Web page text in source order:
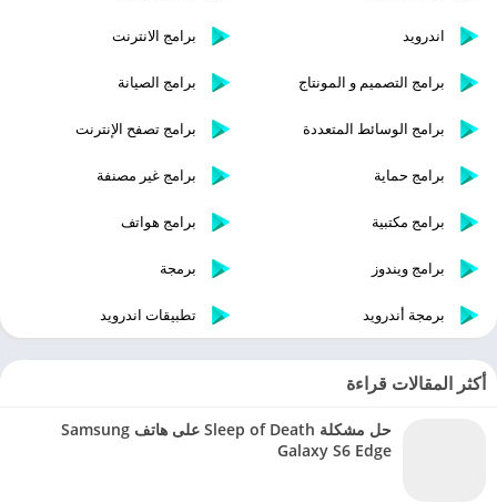
اندرويد برامج الانترنت
برامج التصميم و المونتاج برامج الصيانة
برامج الوسائط المتعددة برامج تصفح الإنترنت
برامج حماية برامج غير مصنفة
برامج مكتبية برامج هواتف
برامج ويندوز برمجة
برمجة أندرويد تطبيقات اندرويد
أكثر المقالات قراءة
حل مشكلة Sleep of Death على هاتف Samsung
Galaxy S6 Edge